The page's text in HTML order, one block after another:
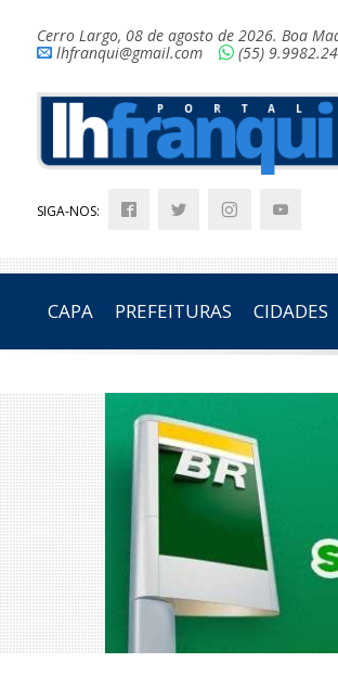
Cerro Largo, 08 de agosto de 2026. Boa
lhfranqui@gmail.com
(55)
SIGA-NOS:
CAPA PREFEITURAS CIDADES